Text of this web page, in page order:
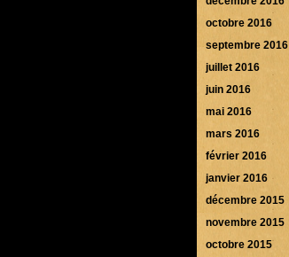
octobre 2016
septembre 2016
juillet 2016
juin 2016
mai 2016
mars 2016
février 2016
janvier 2016
décembre 2015
novembre 2015
octobre 2015